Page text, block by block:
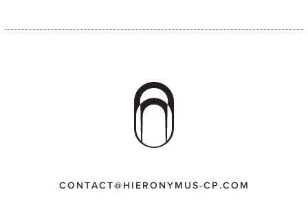
CONTACT@HIERONYMUS-CP.COM